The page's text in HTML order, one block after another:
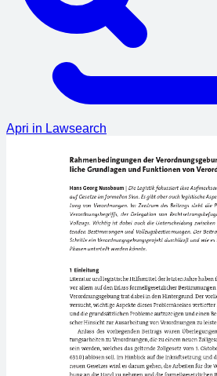
Apri in Lawsearch